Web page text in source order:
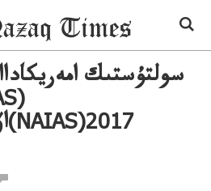
سولتۇستىك
اۆتوشوۋباستالدى(NAIAS)2017